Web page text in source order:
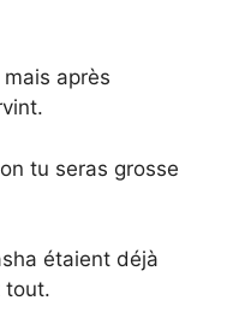
après
tu seras grosse
étaient déjà
tout.